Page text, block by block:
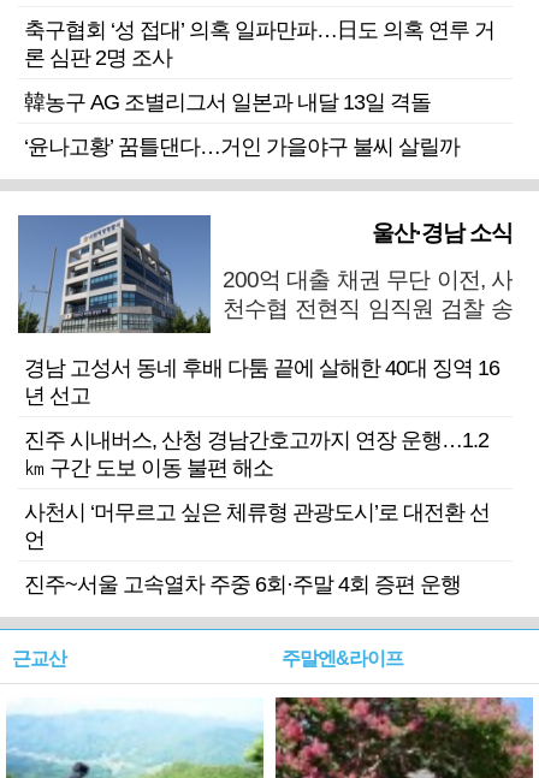
축구협회 ‘성 접대’ 의혹 일파만파…日도 의혹 연루 거
론 심판 2명 조사
韓농구 AG 조별리그서 일본과 내달 13일 격돌
‘윤나고황’ 꿈틀댄다…거인 가을야구 불씨 살릴까
울산·경남 소식
200억 대출 채권 무단 이전, 사
천수협 전현직 임직원 검찰 송
경남 고성서 동네 후배 다툼 끝에 살해한 40대 징역 16
년 선고
진주 시내버스, 산청 경남간호고까지 연장 운행…1.2
㎞ 구간 도보 이동 불편 해소
사천시 ‘머무르고 싶은 체류형 관광도시’로 대전환 선
언
진주~서울 고속열차 주중 6회·주말 4회 증편 운행
근교산 주말엔&라이프